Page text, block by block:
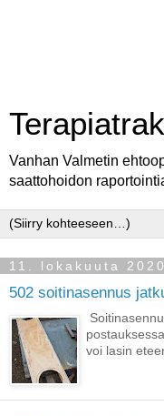
Vanhan Valmetin
saattohoidon
11. lokakuuta 2020
502 soitinasennus
voi lasin